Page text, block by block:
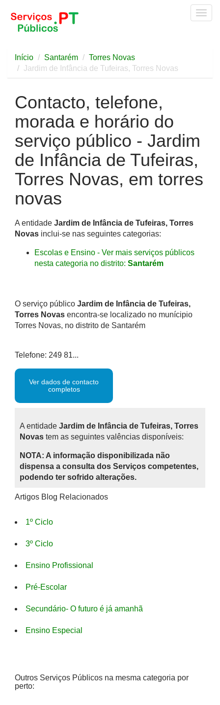
Início Santarém
Torres Novas
Jardim de Infância de Tufeiras, Torres Novas
Contacto, telefone,
morada e horário do
serviço público - Jardim
de Infância de Tufeiras,
Torres Novas, em torres
novas
A entidade Jardim de Infância de Tufeiras, Torres
Novas inclui-se nas seguintes categorias:
Escolas e Ensino - Ver mais serviços públicos
nesta categoria no distrito: Santarém
O serviço público Jardim de Infância de Tufeiras,
Torres Novas encontra-se localizado no munícipio
Torres Novas, no distrito de Santarém
Telefone: 249 81...
Ver dados de contacto
completos
A entidade Jardim de Infância de Tufeiras, Torres
Novas tem as seguintes valências disponíveis:
NOTA: A informação disponibilizada não
dispensa a consulta dos Serviços competentes,
podendo ter sofrido alterações.
Artigos Blog Relacionados
1º Ciclo
3º Ciclo
Ensino Profissional
Pré-Escolar
Secundário- O futuro é já amanhã
Ensino Especial
Outros Serviços Públicos na mesma categoria por
perto: